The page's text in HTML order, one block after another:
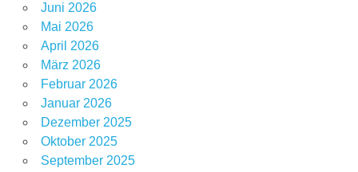
Juni 2026
Mai 2026
April 2026
März 2026
Februar 2026
Januar 2026
Dezember 2025
Oktober 2025
September 2025